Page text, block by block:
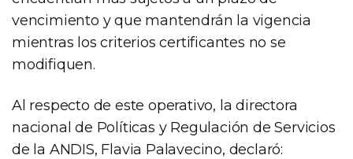
vencimiento y que mantendrán la vigencia
mientras los criterios certificantes no se
modifiquen.
Al respecto de este operativo, la directora
nacional de Políticas y Regulación de Servicios
de la ANDIS, Flavia Palavecino, declaró: